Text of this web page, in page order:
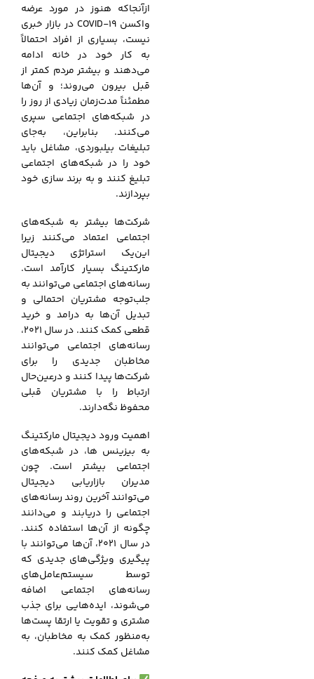
ازآنجاکه هنوز در مورد عرضه
واکسن COVID-19 در بازار خبری
نیست، بسیاری از افراد احتمالاً
به کار خود در خانه ادامه
می‌دهند و بیشتر مردم کمتر از
قبل بیرون می‌روند؛ و آن‌ها
مطمئناً مدت‌زمان زیادی از روز را
در شبکه‌های اجتماعی سپری
می‌کنند. بنابراین، به‌جای
تبلیغات بیلبوردی، مشاغل باید
خود را در شبکه‌های اجتماعی
تبلیغ کنند و به برند سازی خود
بپردازند.
شرکت‌ها بیشتر به شبکه‌های
اجتماعی اعتماد می‌کنند زیرا
این‌یک استراتژی دیجیتال
مارکتینگ بسیار کارآمد است.
رسانه‌های اجتماعی می‌توانند به
جلب‌توجه مشتریان احتمالی و
تبدیل آن‌ها به درامد و خرید
قطعی کمک کنند. در سال 2021،
رسانه‌های اجتماعی می‌توانند
مخاطبان جدیدی را برای
شرکت‌ها پیدا کنند و درعین‌حال
ارتباط را با مشتریان قبلی
محفوظ نگه‌دارند.
اهمیت ورود دیجیتال مارکتینگ
به بیزینس ها، در شبکه‌های
اجتماعی بیشتر است. چون
مدیران بازاریابی دیجیتال
می‌توانند آخرین روند رسانه‌های
اجتماعی را دریابند و می‌دانند
چگونه از آن‌ها استفاده کنند.
در سال 2021، آن‌ها می‌توانند با
پیگیری ویژگی‌های جدیدی که
توسط سیستم‌عامل‌های
رسانه‌های اجتماعی اضافه
می‌شوند، ایده‌هایی برای جذب
مشتری و تقویت یا ارتقا پست‌ها
به‌منظور کمک به مخاطبان، به
مشاغل کمک کنند.